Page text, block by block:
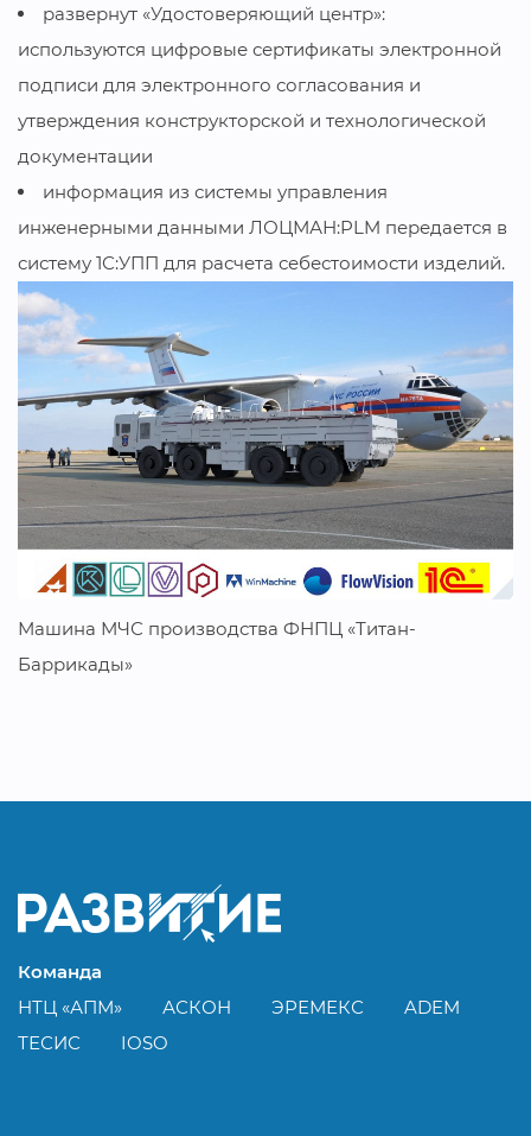
развернут «Удостоверяющий центр»:
используются цифровые сертификаты электронной
подписи для электронного согласования и
утверждения конструкторской и технологической
документации
информация из системы управления
инженерными данными ЛОЦМАН:PLM передается в
систему 1С:УПП для расчета себестоимости изделий.
Машина МЧС производства ФНПЦ «Титан-
Баррикады»
Команда
НТЦ «АПМ»
АСКОН ЭРЕМЕКС
ADEM
ТЕСИС
IOSO